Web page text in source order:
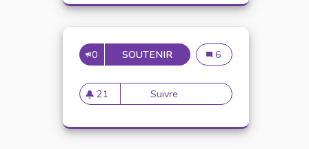
0 SOUTENIR 216
21
21 abonnés
Suivre